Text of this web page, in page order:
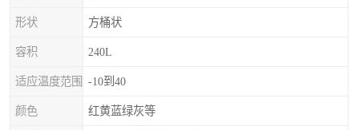
形状 方桶状
容积 240L
适应温度范围 -10到40
颜色 红黄蓝绿灰等